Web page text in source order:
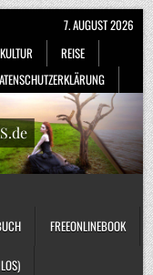
KULTUR
REISE
7. AUGUST 2026
FREEONLINEBOOK